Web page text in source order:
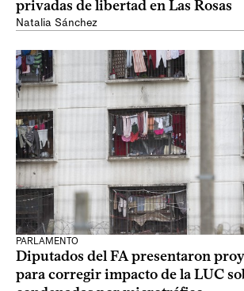
privadas de libertad en Las Rosas
Natalia Sánchez
PARLAMENTO
Diputados del FA presentaron
para corregir impacto de la LUC